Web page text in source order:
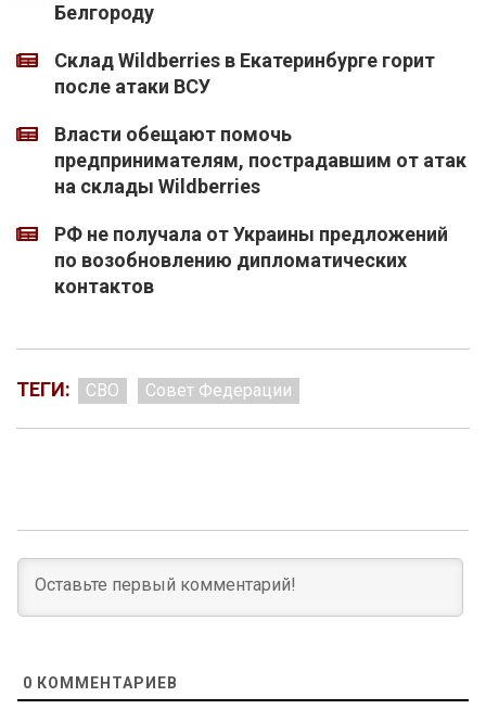
Белгороду
Склад Wildberries в Екатеринбурге горит
после атаки ВСУ
Власти обещают помочь
предпринимателям, пострадавшим от атак
на склады Wildberries
РФ не получала от Украины предложений
по возобновлению дипломатических
контактов
ТЕГИ: СВО Совет Федерации
0 КОММЕНТАРИЕВ